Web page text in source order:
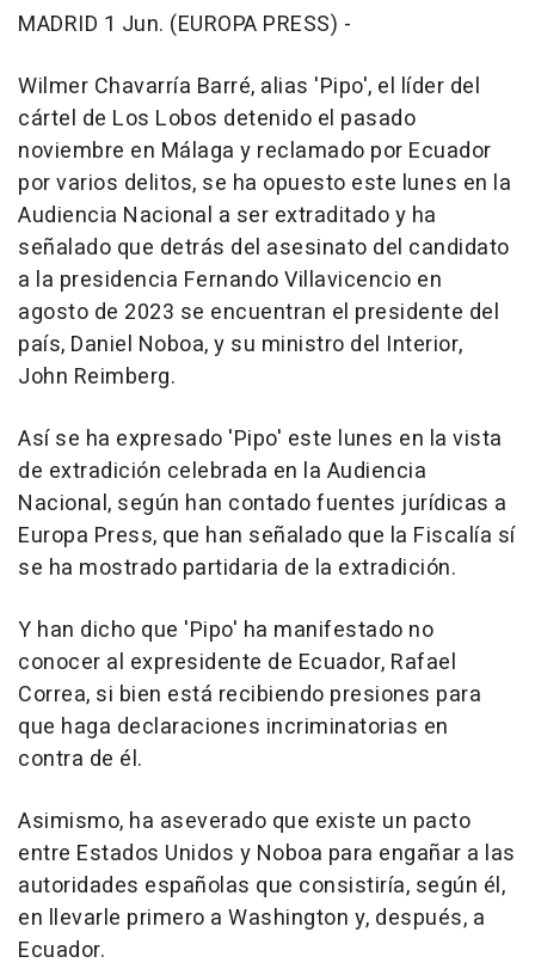
MADRID 1 Jun. (EUROPA PRESS) -
Wilmer Chavarría Barré, alias 'Pipo', el líder del
cártel de Los Lobos detenido el pasado
noviembre en Málaga y reclamado por Ecuador
por varios delitos, se ha opuesto este lunes en la
Audiencia Nacional a ser extraditado y ha
señalado que detrás del asesinato del candidato
a la presidencia Fernando Villavicencio en
agosto de 2023 se encuentran el presidente del
país, Daniel Noboa, y su ministro del Interior,
John Reimberg.
Así se ha expresado 'Pipo' este lunes en la vista
de extradición celebrada en la Audiencia
Nacional, según han contado fuentes jurídicas a
Europa Press, que han señalado que la Fiscalía sí
se ha mostrado partidaria de la extradición.
Y han dicho que 'Pipo' ha manifestado no
conocer al expresidente de Ecuador, Rafael
Correa, si bien está recibiendo presiones para
que haga declaraciones incriminatorias en
contra de él.
Asimismo, ha aseverado que existe un pacto
entre Estados Unidos y Noboa para engañar a las
autoridades españolas que consistiría, según él,
en llevarle primero a Washington y, después, a
Ecuador.